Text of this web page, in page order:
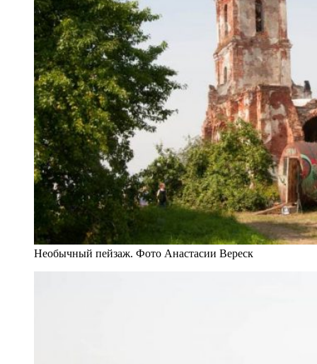
Необычный пейзаж. Фото Анастасии Вереск